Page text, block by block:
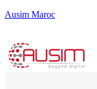
Ausim Maroc